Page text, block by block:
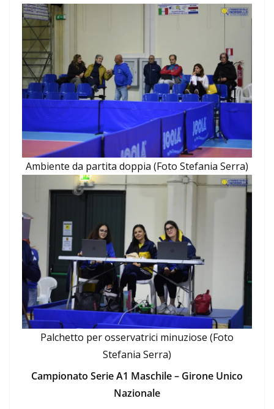
Ambiente da partita doppia (Foto Stefania Serra)
Palchetto per osservatrici minuziose (Foto
Stefania Serra)
Campionato Serie A1 Maschile – Girone Unico
Nazionale